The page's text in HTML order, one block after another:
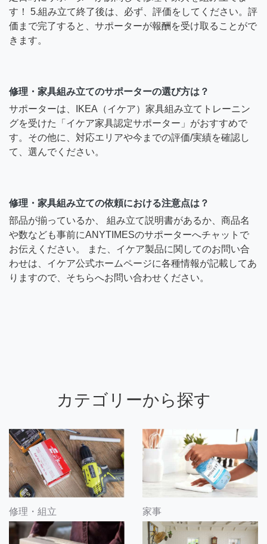
す！ 5.組み立て終了後は、必ず、評価をしてください。評
価まで完了すると、サポーターが報酬を受け取ることがで
きます。
修理・家具組み立てのサポーターの選び方は？
サポーターは、IKEA（イケア）家具組み立てトレーニン
グを受けた「イケア家具認定サポーター」がおすすめで
す。その他に、対応エリアや今までの評価/実績を確認し
て、選んでください。
修理・家具組み立ての依頼における注意点は？
部品が揃っているか、 組み立て説明書があるか、商品名
や数なども事前にANYTIMESのサポーターへチャットで
お伝えください。 また、イケア製品に関してのお問い合
わせは、イケア公式ホームページに各種情報が記載してあ
りますので、そちらへお問い合わせください。
カテゴリーから探す
修理・組立 家事